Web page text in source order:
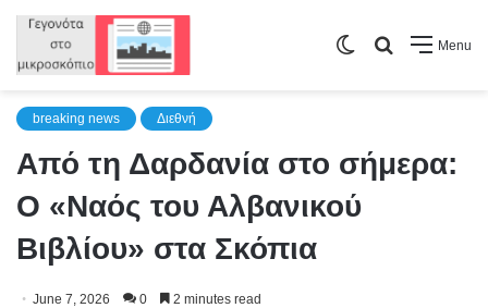
Menu
Search
Switch
breaking news Διεθνή
Από τη Δαρδανία στο σήμερα:
Ο «Ναός του Αλβανικού
Βιβλίου» στα Σκόπια
June 7, 2026 0 2 minutes read